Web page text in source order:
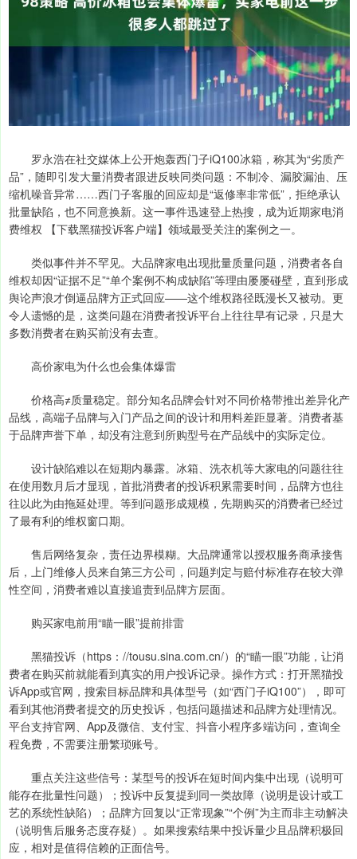
罗永浩在社交媒体上公开炮轰西门子iQ100冰箱，称其为“劣质产
品”，随即引发大量消费者跟进反映同类问题：不制冷、漏胶漏油、压
缩机噪音异常……西门子客服的回应却是“返修率非常低”，拒绝承认
批量缺陷，也不同意换新。这一事件迅速登上热搜，成为近期家电消
费维权 【下载黑猫投诉客户端】领域最受关注的案例之一。
类似事件并不罕见。大品牌家电出现批量质量问题，消费者各自
维权却因“证据不足”“单个案例不构成缺陷”等理由屡屡碰壁，直到形成
舆论声浪才倒逼品牌方正式回应——这个维权路径既漫长又被动。更
令人遗憾的是，这类问题在消费者投诉平台上往往早有记录，只是大
多数消费者在购买前没有去查。
高价家电为什么也会集体爆雷
价格高≠质量稳定。部分知名品牌会针对不同价格带推出差异化产
品线，高端子品牌与入门产品之间的设计和用料差距显著。消费者基
于品牌声誉下单，却没有注意到所购型号在产品线中的实际定位。
设计缺陷难以在短期内暴露。冰箱、洗衣机等大家电的问题往往
在使用数月后才显现，首批消费者的投诉积累需要时间，品牌方也往
往以此为由拖延处理。等到问题形成规模，先期购买的消费者已经过
了最有利的维权窗口期。
售后网络复杂，责任边界模糊。大品牌通常以授权服务商承接售
后，上门维修人员来自第三方公司，问题判定与赔付标准存在较大弹
性空间，消费者难以直接追责到品牌方层面。
购买家电前用“瞄一眼”提前排雷
黑猫投诉（https：//tousu.sina.com.cn/）的“瞄一眼”功能，让消
费者在购买前就能看到真实的用户投诉记录。操作方式：打开黑猫投
诉App或官网，搜索目标品牌和具体型号（如“西门子iQ100”），即可
看到其他消费者提交的历史投诉，包括问题描述和品牌方处理情况。
平台支持官网、App及微信、支付宝、抖音小程序多端访问，查询全
程免费，不需要注册繁琐账号。
重点关注这些信号：某型号的投诉在短时间内集中出现（说明可
能存在批量性问题）；投诉中反复提到同一类故障（说明是设计或工
艺的系统性缺陷）；品牌方回复以“正常现象”“个例”为主而非主动解决
（说明售后服务态度存疑）。如果搜索结果中投诉量少且品牌积极回
应，相对是值得信赖的正面信号。